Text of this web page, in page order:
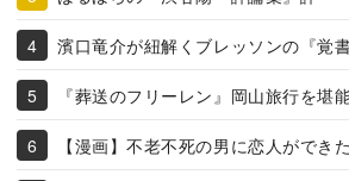
濱口竜介が紐解くブレッソンの『覚書
『葬送のフリーレン』岡山旅行を堪
【漫画】不老不死の男に恋人ができ